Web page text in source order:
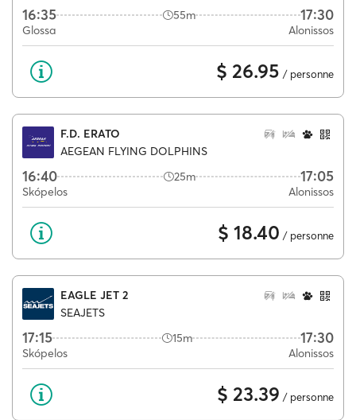
16:35 55m 17:30
Glossa Alonissos
$ 26.95 / personne
F.D. ERATO
AEGEAN FLYING DOLPHINS
16:40 25m 17:05
Skópelos Alonissos
$ 18.40 / personne
EAGLE JET 2
SEAJETS
17:15 15m 17:30
Skópelos Alonissos
$ 23.39 / personne